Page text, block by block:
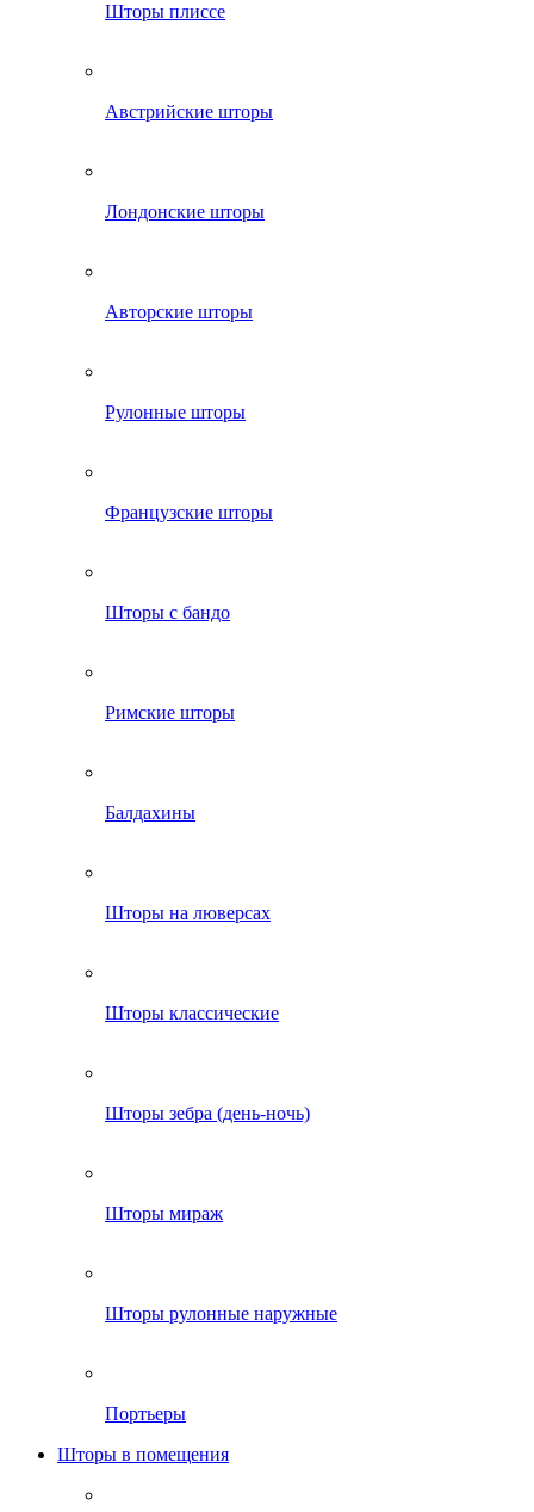
Шторы плиссе
Австрийские шторы
Лондонские шторы
Авторские шторы
Рулонные шторы
Французские шторы
Шторы с бандо
Римские шторы
Балдахины
Шторы на люверсах
Шторы классические
Шторы зебра (день-ночь)
Шторы мираж
Шторы рулонные наружные
Портьеры
Шторы в помещения